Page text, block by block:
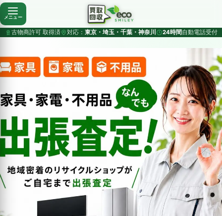
メニュー
古物商許可 取得済 対応： 東京・埼玉・千葉・神奈川 24時間自動電話受付